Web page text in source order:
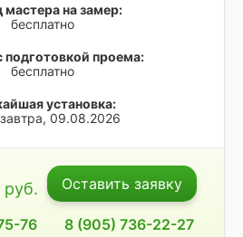
мастера на замер:
бесплатно
проема:
бесплатно
установка:
09.08.2026
руб. Оставить заявку
76
8 (905) 736-22-27